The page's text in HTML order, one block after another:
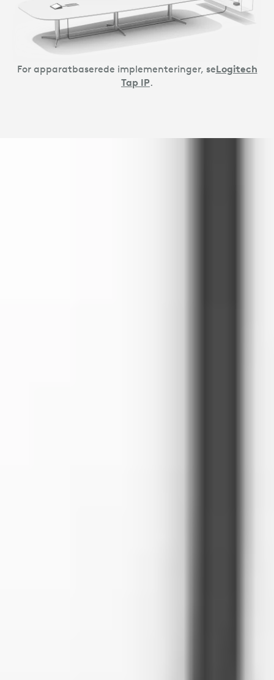
For apparatbaserede implementeringer, seLogitech
Tap IP.